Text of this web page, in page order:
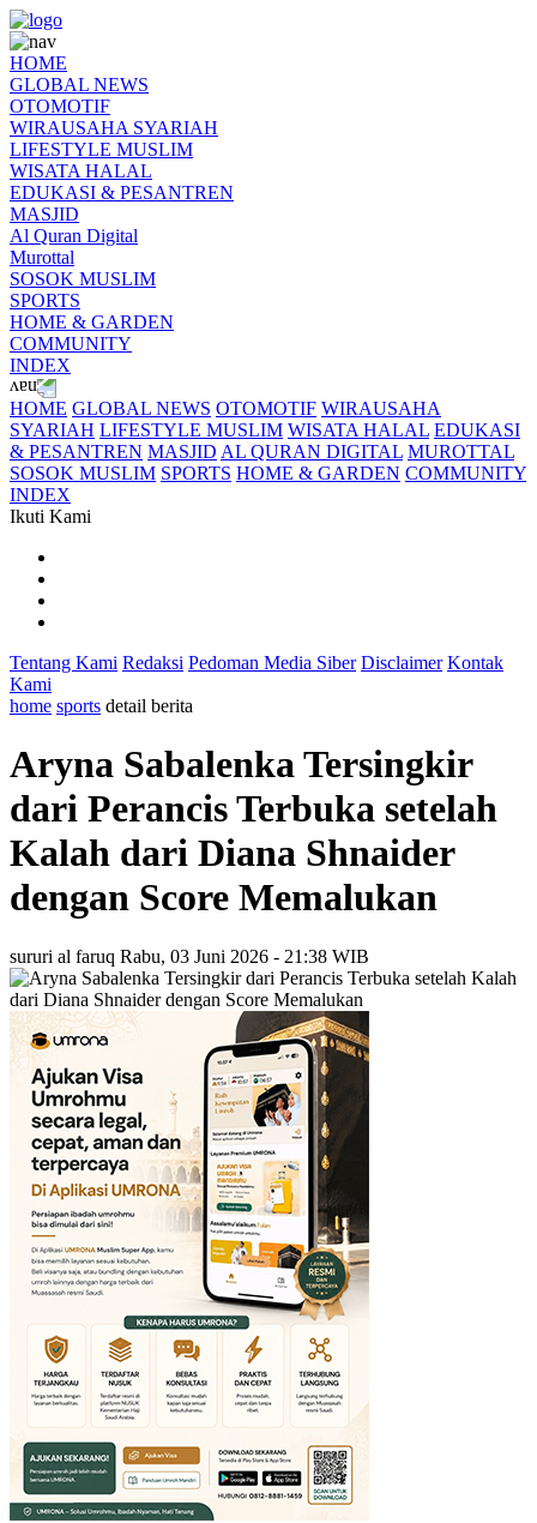
HOME
GLOBAL NEWS
OTOMOTIF
WIRAUSAHA SYARIAH
LIFESTYLE MUSLIM
WISATA HALAL
EDUKASI & PESANTREN
MASJID
Al Quran Digital
Murottal
SOSOK MUSLIM
SPORTS
HOME & GARDEN
COMMUNITY
INDEX
HOME GLOBAL NEWS OTOMOTIF WIRAUSAHA
SYARIAH LIFESTYLE MUSLIM WISATA HALAL EDUKASI
& PESANTREN MASJID AL QURAN DIGITAL MUROTTAL
SOSOK MUSLIM SPORTS HOME & GARDEN COMMUNITY
INDEX
Ikuti Kami
Tentang Kami Redaksi Pedoman Media Siber Disclaimer Kontak
Kami
home sports detail berita
Aryna Sabalenka Tersingkir
dari Perancis Terbuka setelah
Kalah dari Diana Shnaider
dengan Score Memalukan
sururi al faruq Rabu, 03 Juni 2026 - 21:38 WIB